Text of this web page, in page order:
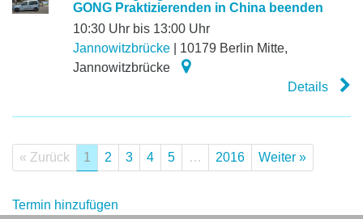
GONG Praktizierenden in China beenden
10:30 Uhr bis 13:00 Uhr
Jannowitzbrücke| 10179 Berlin Mitte,
Jannowitzbrücke
Details
« Zurück 1 2 3 4 5 … 2016 Weiter »
Termin hinzufügen